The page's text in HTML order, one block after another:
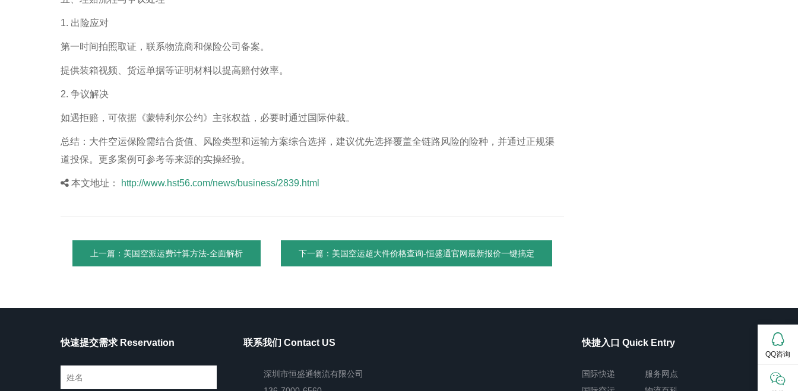
1. 出险应对
第一时间拍照取证，联系物流商和保险公司备案。
提供装箱视频、货运单据等证明材料以提高赔付效率。
2. 争议解决
如遇拒赔，可依据《蒙特利尔公约》主张权益，必要时通过国际仲裁。
总结：大件空运保险需结合货值、风险类型和运输方案综合选择，建议优先选择覆盖全链路风险的险种，并通过正规渠
道投保。更多案例可参考等来源的实操经验。
本文地址： http://www.hst56.com/news/business/2839.html
上一篇：美国空派运费计算方法-全面解析 下一篇：美国空运超大件价格查询-恒盛通官网最新报价一键搞定
快速提交需求 Reservation 联系我们 Contact US
深圳市恒盛通物流有限公司
快捷入口 Quick Entry
国际快递
服务网点
QQ咨询